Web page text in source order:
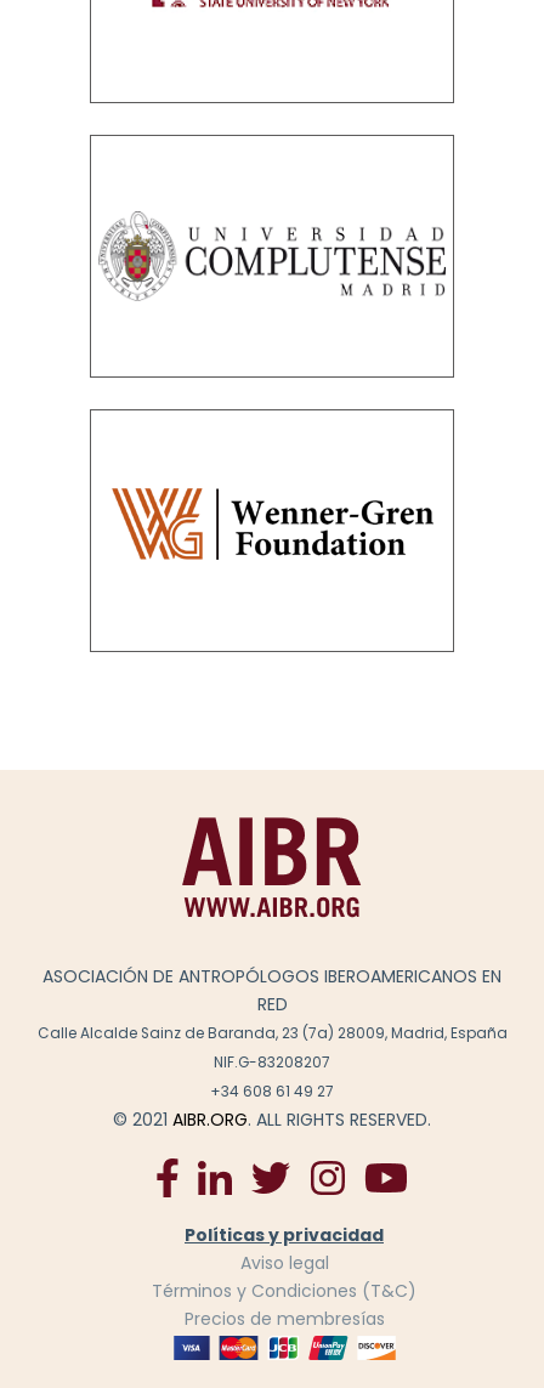
ASOCIACIÓN DE ANTROPÓLOGOS IBEROAMERICANOS EN
RED
Calle Alcalde Sainz de Baranda, 23 (7a) 28009, Madrid, España
NIF.G-83208207
+34 608 61 49 27
© 2021 AIBR.ORG. ALL RIGHTS RESERVED.
Políticas y privacidad
Aviso legal
Términos y Condiciones (T&C)
Precios de membresías